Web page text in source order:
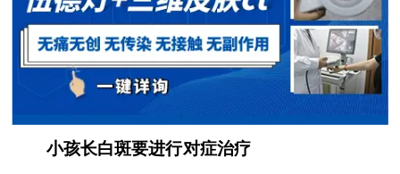
小孩长白斑要进行对症治疗